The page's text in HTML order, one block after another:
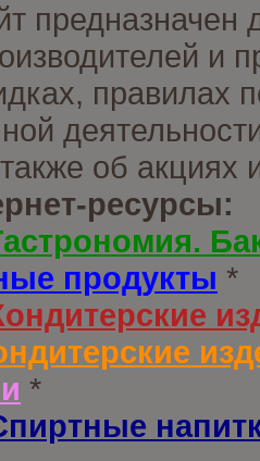
предназначен
и
правилах
об
ресурсы:
продукты *
*